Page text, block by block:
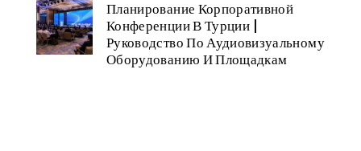
Планирование Корпоративной
Конференции В Турции |
Руководство По Аудиовизуальному
Оборудованию И Площадкам